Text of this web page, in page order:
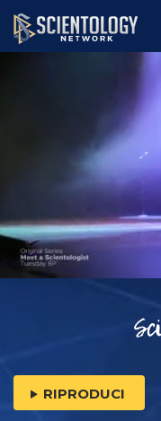
RIPRODUCI